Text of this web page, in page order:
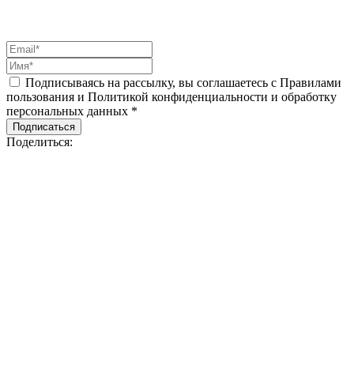
Подписываясь на рассылку, вы соглашаетесь с Правилами
пользования и Политикой конфиденциальности и обработку
персональных данных *
Подписаться
Поделиться: